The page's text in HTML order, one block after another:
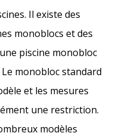
Il existe des
monoblocs et des
piscine monobloc
monobloc standard
et les mesures
une restriction.
modèles